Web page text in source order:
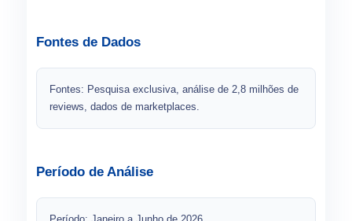
Fontes de Dados
Fontes: Pesquisa exclusiva, análise de 2,8 milhões de
reviews, dados de marketplaces.
Período de Análise